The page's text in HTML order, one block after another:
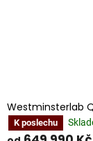
Westminsterlab
K poslechu